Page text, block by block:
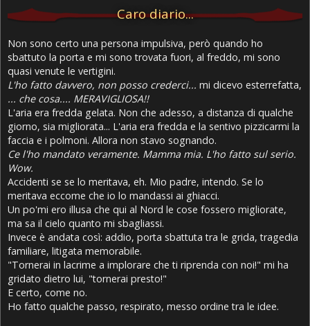
Caro diario...
Non sono certo una persona impulsiva, però quando ho
sbattuto la porta e mi sono trovata fuori, al freddo, mi sono
quasi venute le vertigini.
L'ho fatto davvero, non posso crederci... mi dicevo esterrefatta,
... che cosa.... MERAVIGLIOSA!!
L'aria era fredda gelata. Non che adesso, a distanza di qualche
giorno, sia migliorata... L'aria era fredda e la sentivo pizzicarmi la
faccia e i polmoni. Allora non stavo sognando.
Ce l'ho mandato veramente. Mamma mia. L'ho fatto sul serio.
Wow.
Accidenti se se lo meritava, eh. Mio padre, intendo. Se lo
meritava eccome che io lo mandassi ai ghiacci.
Un po'mi ero illusa che qui al Nord le cose fossero migliorate,
ma sa il cielo quanto mi sbagliassi.
Invece è andata così: addio, porta sbattuta tra le grida, tragedia
familiare, litigata memorabile.
"Tornerai in lacrime a implorare che ti riprenda con noi!" mi ha
gridato dietro lui, "tornerai presto!"
E certo, come no.
Ho fatto qualche passo, respirato, messo ordine tra le idee.